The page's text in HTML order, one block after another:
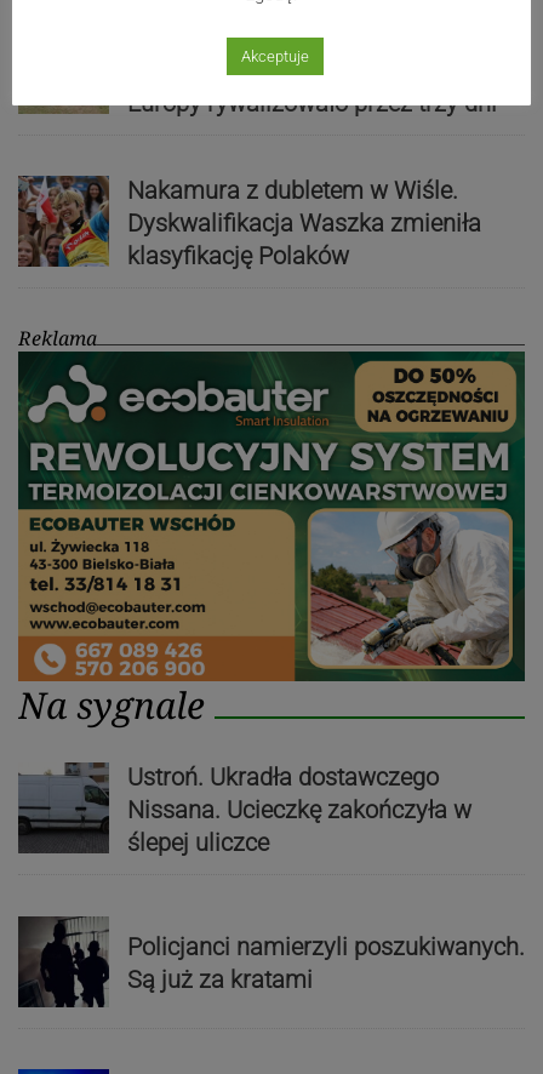
Kaniów stolicą europejskiego kajak
polo. Kilkadziesiąt drużyn z całej
Europy rywalizowało przez trzy dni
Nakamura z dubletem w Wiśle.
Dyskwalifikacja Waszka zmieniła
klasyfikację Polaków
Reklama
Na sygnale
Ustroń. Ukradła dostawczego
Nissana. Ucieczkę zakończyła w
ślepej uliczce
Policjanci namierzyli poszukiwanych.
Są już za kratami
Akceptuje